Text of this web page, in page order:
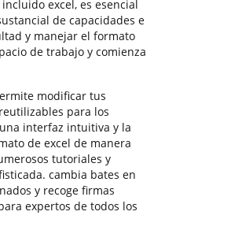
excel, es esencial
de capacidades e
y manejar el formato
de trabajo y comienza
modificar tus
para los
interfaz intuitiva y la
de excel de manera
tutoriales y
cambia bates en
y recoge firmas
expertos de todos los